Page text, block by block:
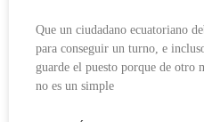
Que un ciudadano ecuatoriano
para conseguir un turno, e
guarde el puesto porque de otro
no es un simple